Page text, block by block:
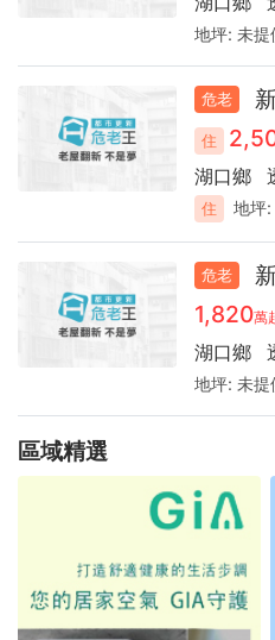
地坪:未提
危老
住
湖口鄉
住 地坪
危老
1,820萬
湖口鄉
地坪:未提
區域精選